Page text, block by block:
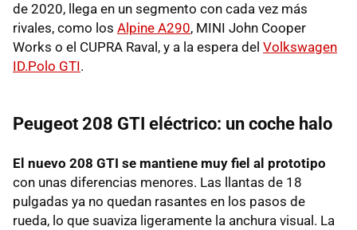
de 2020, llega en un segmento con cada vez más
rivales, como los Alpine A290, MINI John Cooper
Works o el CUPRA Raval, y a la espera del Volkswagen
ID.Polo GTI.
Peugeot 208 GTI eléctrico: un coche halo
El nuevo 208 GTI se mantiene muy fiel al prototipo
con unas diferencias menores. Las llantas de 18
pulgadas ya no quedan rasantes en los pasos de
rueda, lo que suaviza ligeramente la anchura visual. La